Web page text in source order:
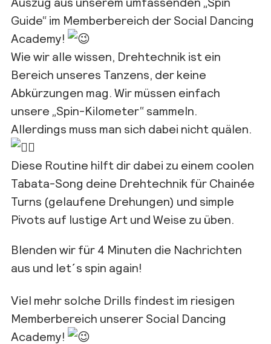
Guide“ im Memberbereich der Social Dancing
Academy!
Wie wir alle wissen, Drehtechnik ist ein
Bereich unseres Tanzens, der keine
Abkürzungen mag. Wir müssen einfach
unsere „Spin-Kilometer“ sammeln.
Allerdings muss man sich dabei nicht quälen.
Diese Routine hilft dir dabei zu einem coolen
Tabata-Song deine Drehtechnik für Chainée
Turns (gelaufene Drehungen) und simple
Pivots auf lustige Art und Weise zu üben.
Blenden wir für 4 Minuten die Nachrichten
aus und let´s spin again!
Viel mehr solche Drills findest im riesigen
Memberbereich unserer Social Dancing
Academy!